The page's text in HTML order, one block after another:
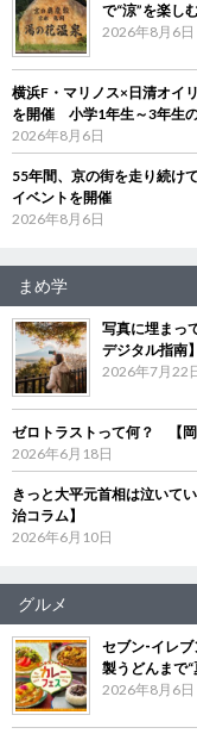
で“涼”を楽し
2026年8月6日
横浜F・マリノス×日清オイ
を開催 小学1年生～3年生
2026年8月6日
55年間、京の街を走り続け
イベントを開催
2026年8月6日
まめ学
写真に埋まっ
デジタル指南】
2026年7月22
ゼロトラストって何？ 【岡
2026年6月18日
きっと大平元首相は泣いて
治コラム】
2026年6月10日
グルメ
セブン‐イレ
製うどんまで
2026年8月6日